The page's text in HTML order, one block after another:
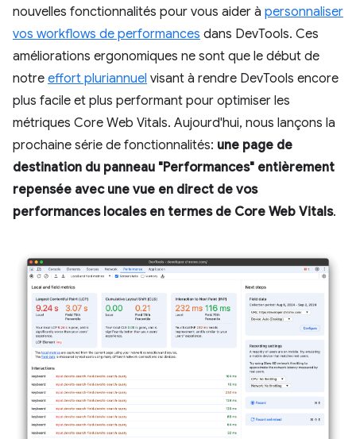
nouvelles fonctionnalités pour vous aider à personnaliser
vos workflows de performances dans DevTools. Ces
améliorations ergonomiques ne sont que le début de
notre effort pluriannuel visant à rendre DevTools encore
plus facile et plus performant pour optimiser les
métriques Core Web Vitals. Aujourd'hui, nous lançons la
prochaine série de fonctionnalités: une page de
destination du panneau "Performances" entièrement
repensée avec une vue en direct de vos
performances locales en termes de Core Web Vitals.